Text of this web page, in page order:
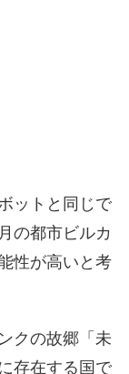
ットと同じで
の都市ビルカ
性が高いと考
クの故郷「未
存在する国で